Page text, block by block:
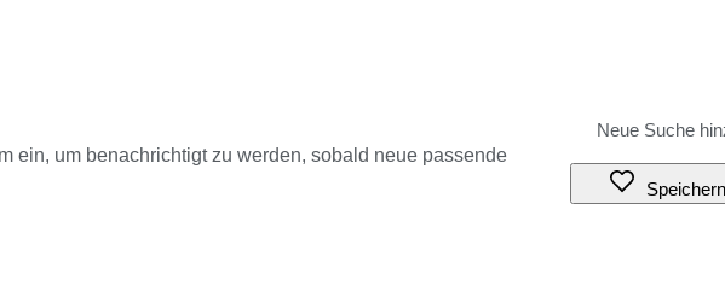
ein, um benachrichtigt zu werden, sobald neue passende
Speichern